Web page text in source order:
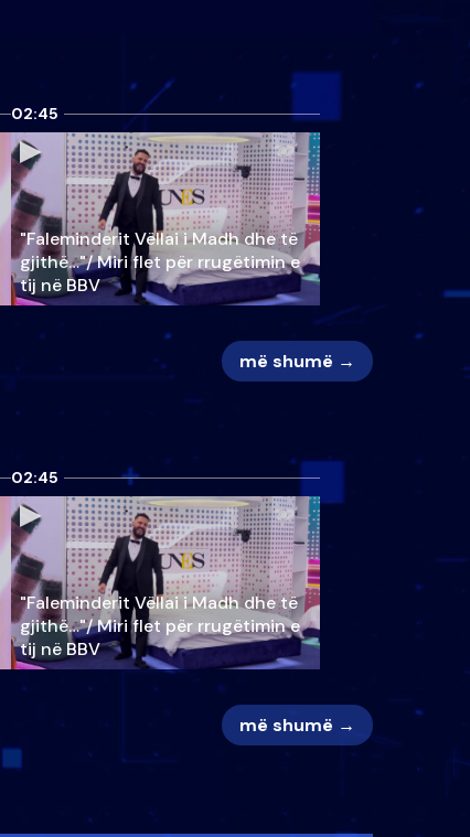
02:45
"Faleminderit Vëllai i Madh dhe të
gjithë…"/ Miri flet për rrugëtimin e
tij në BBV
më shumë →
02:45
"Faleminderit Vëllai i Madh dhe të
gjithë…"/ Miri flet për rrugëtimin e
tij në BBV
më shumë →